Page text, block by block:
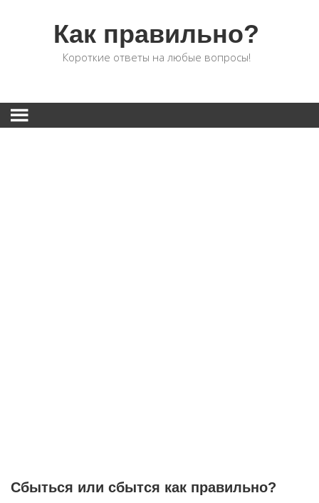
Как правильно?
Короткие ответы на любые вопросы!
Сбыться или сбытся как правильно?